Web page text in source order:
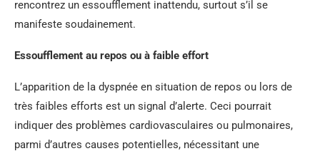
rencontrez un essoufflement inattendu, surtout s’il se
manifeste soudainement.
Essoufflement au repos ou à faible effort
L’apparition de la dyspnée en situation de repos ou lors de
très faibles efforts est un signal d’alerte. Ceci pourrait
indiquer des problèmes cardiovasculaires ou pulmonaires,
parmi d’autres causes potentielles, nécessitant une